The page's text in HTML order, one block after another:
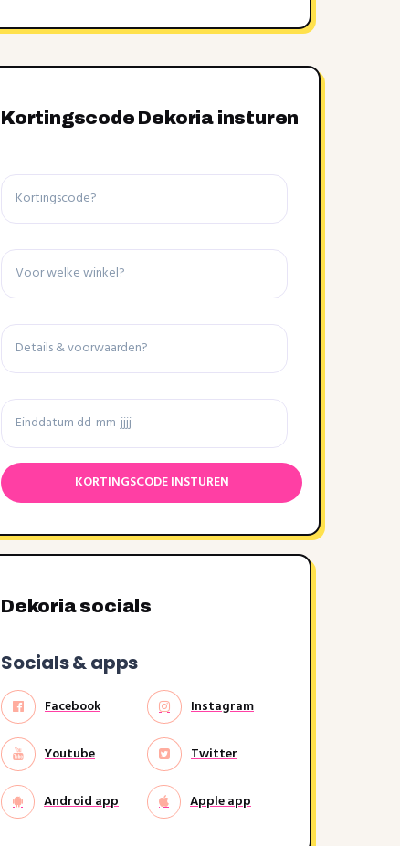
Kortingscode Dekoria insturen
Kortingscode
Winkel
Details
voorwaarden
Einddatum
Dekoria socials
Socials & apps
Facebook Instagram
Youtube Twitter
Android app Apple app